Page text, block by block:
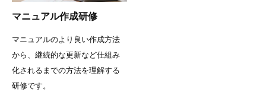
マニュアル作成研修
マニュアルのより良い作成方法
から、継続的な更新など仕組み
化されるまでの方法を理解する
研修です。